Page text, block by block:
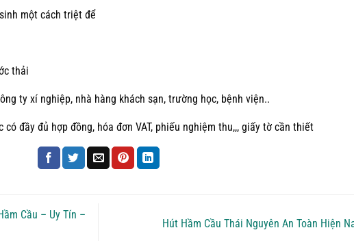
một cách triệt để
thải
ty xí nghiệp, nhà hàng khách sạn, trường học, bệnh viện..
đầy đủ hợp đồng, hóa đơn VAT, phiếu nghiệm thu,,, giấy tờ cần thiết
Cầu – Uy Tín –
Hút Hầm Cầu Thái Nguyên An Toàn Hiện